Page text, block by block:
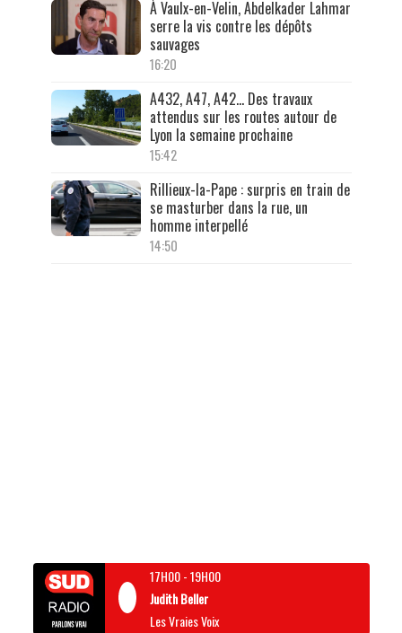
À Vaulx-en-Velin, Abdelkader Lahmar
serre la vis contre les dépôts
sauvages
16:20
A432, A47, A42… Des travaux
attendus sur les routes autour de
Lyon la semaine prochaine
15:42
Rillieux-la-Pape : surpris en train de
se masturber dans la rue, un
homme interpellé
14:50
17H00-19H00
Judith Beller
Les Vraies Voix